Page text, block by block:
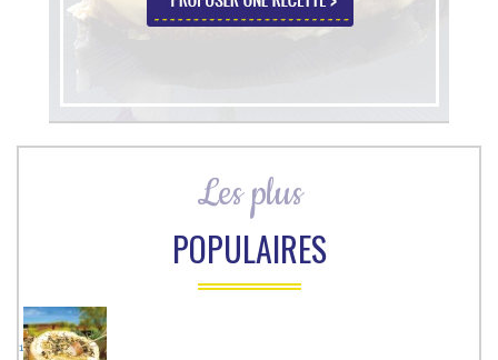
Les plus
POPULAIRES
1